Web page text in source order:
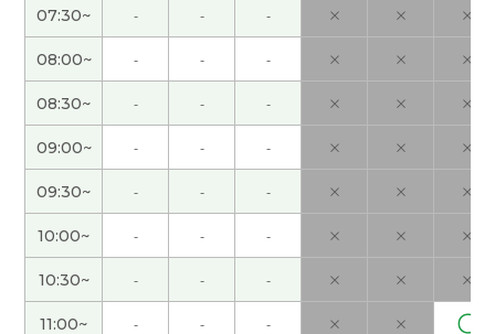
老师教我用梳子梳头好方法。
‘一个月两次’ 我明白了。
这次有时候有杂音了，但老师应付好了。
好容易我明白了‘聊天’的意思。我一直理解那意思是
只‘闲谈’或‘闲聊’。
这次也谢谢您。 下次见！( 男性 )
07:30~ - - - × × ×
08:00~ - - - × × ×
08:30~ - - - × × ×
09:00~ - - - × × ×
09:30~ - - - × × ×
10:00~ - - - × × ×
10:30~ - - - × × ×
11:00~ - - - × × 〇